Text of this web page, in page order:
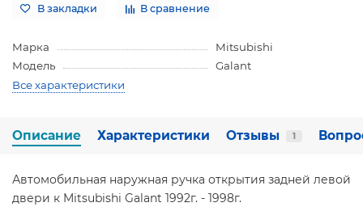
В закладки В сравнение
Марка
Mitsubishi
Модель
Galant
Все характеристики
Описание Характеристики Отзывы 1
Автомобильная наружная ручка открытия задней левой
двери к Mitsubishi Galant 1992г. - 1998г.